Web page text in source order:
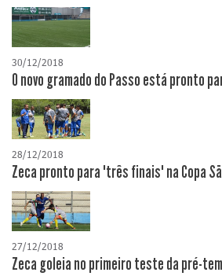
30/12/2018
O novo gramado do Passo está pronto
28/12/2018
Zeca pronto para "três finais" na Copa
27/12/2018
Zeca goleia no primeiro teste da pré-